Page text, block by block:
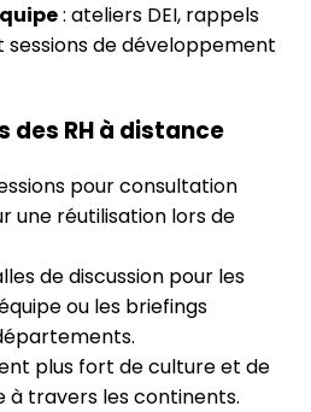
: ateliers DEI, rappels
de développement
des RH à distance
pour consultation
une réutilisation lors de
de discussion pour les
ou les briefings
plus fort de culture et de
à travers les continents.